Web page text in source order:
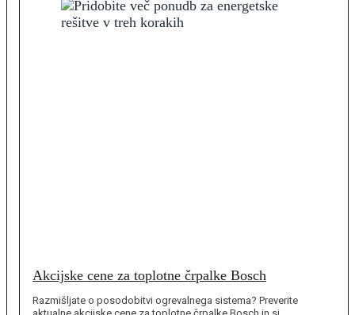
Akcijske cene za toplotne črpalke Bosch
Razmišljate o posodobitvi ogrevalnega sistema? Preverite
aktualne akcijske cene za toplotne črpalke Bosch in si